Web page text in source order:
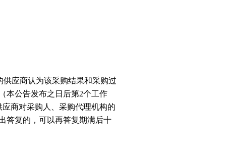
应商认为该采购结果和采购过
本公告发布之日后第2个工作
商对采购人、采购代理机构的
答复的，可以再答复期满后十